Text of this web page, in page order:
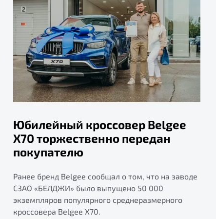
Юбилейный кроссовер Belgee
X70 торжественно передан
покупателю
Ранее бренд Belgee сообщал о том, что на заводе
СЗАО «БЕЛДЖИ» было выпущено 50 000
экземпляров популярного среднеразмерного
кроссовера Belgee X70.